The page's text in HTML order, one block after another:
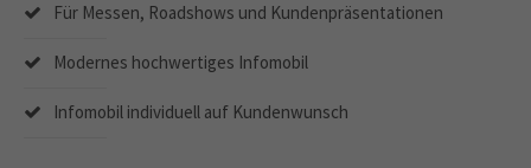
Für Messen, Roadshows und Kundenpräsentationen
Modernes hochwertiges Infomobil
Infomobil individuell auf Kundenwunsch